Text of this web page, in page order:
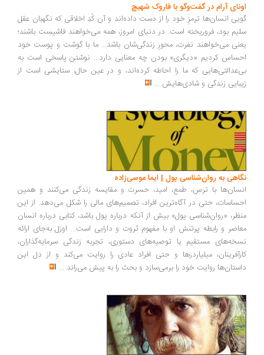
اونای آرام در گفت‌وگو با فاروک شهیچ‭
گویی انسان‌ها ترمزِ خود را از دست داده‌اند و آن کُدِ اخلاقی که نگهبان عقل
سلیم بود، فروریخته است. در دنیای امروز، همه می‌خواهند فاشیست باشند؛
یعنی می‌خواهند نفرت، محورِ زندگی‌شان باشد... ما با گوشت و پوست خود
احساس کردیم «دیگری» بودن چه معنایی دارد... نوشتن پاسخی است به
بی‌عدالتی‌هایی که ما را احاطه کرده‌اند، و در عین حال، ستایشی است از
زیبایی زندگی و شادی‌هایش ...
نگاهی به روان‌شناسی پول | ایما موسی‌زاده
انسان‌ها با ترس، طمع، امید، حسرت و مقایسه زندگی می‌کنند و همین
احساسات، حتی در آگاه‌ترین افراد، تصمیم‌های مالی را شکل می‌دهد. از این
منظر، «روان‌شناسی پول» بیش از آنکه درباره پول باشد، کتابی درباره انسان
معاصر و رابطه پرتنش او با مفهوم ثروت و دارایی است... اوزل به‌جای ارائه
نسخه‌های مستقیم یا توصیه‌های دستوری، تجربه زندگی سرمایه‌گذاران،
کارآفرینان، میلیاردرها و حتی افراد عادی را روایت می‌کند و از دل این
داستان‌ها روایت خود را برمی‌سازد و بحث را به پیش می‌راند ...